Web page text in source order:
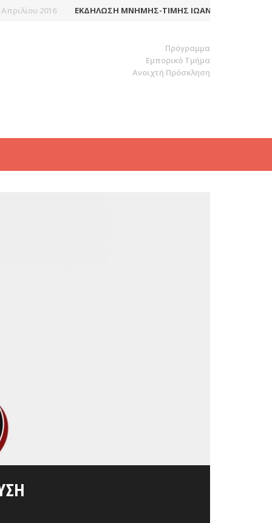
2016 ΕΚΔΉΛΩΣΗ ΜΝΉΜΗΣ-ΤΙΜΉΣ ΙΩΆΝΝΗ-ΙΑΚΏΒΟΥ
Πρόγραμμα
Εμπορικό Τμήμα
Ανοιχτή Πρόσκληση
ΈΤΗ 1825-1827